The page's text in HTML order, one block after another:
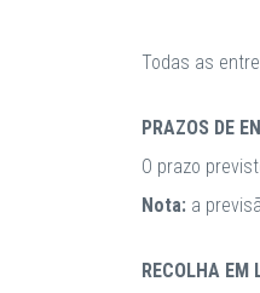
Todas as
PRAZOS DE
O prazo
Nota: a
RECOLHA EM